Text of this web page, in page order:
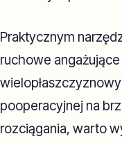
Praktycznym
ruchowe
pooperacyjnej na
rozciągania, warto